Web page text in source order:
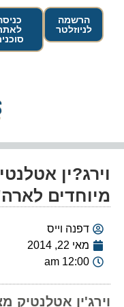
הרשמה
לניוזלטר
וירג?ין
מיוחדים
דפנה וייס
מאי 22, 2014
12:00 am
וירג'ין אטלנטיק